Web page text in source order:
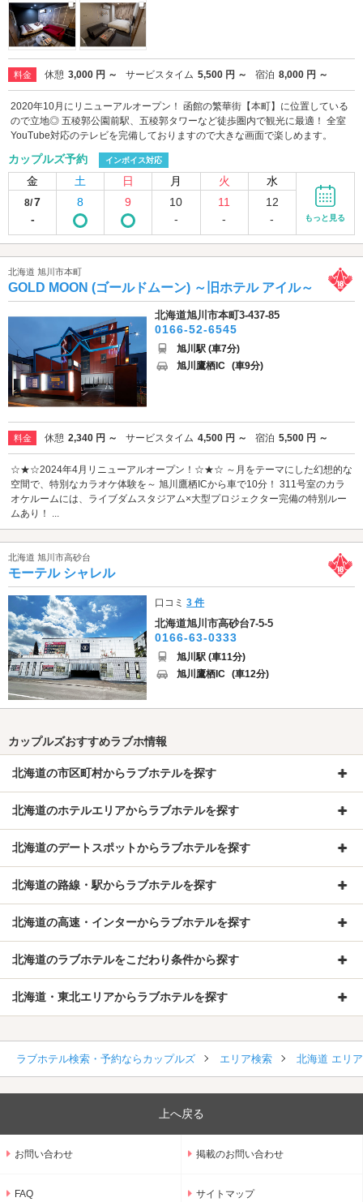
料金 休憩 3,000 円 ～ サービスタイム 5,500 円 ～ 宿泊 8,000 円 ～
2020年10月にリニューアルオープン！ 函館の繁華街【本町】に位置している
ので立地◎ 五稜郭公園前駅、五稜郭タワーなど徒歩圏内で観光に最適！ 全室
YouTube対応のテレビを完備しておりますので大きな画面で楽しめます。
カップルズ予約 インボイス対応
金 土 日 月 火 水
8/7
-
8 9
10
-
11
-
12
-
もっと見る
北海道 旭川市本町
GOLD MOON (ゴールドムーン) ～旧ホテル アイル～
北海道旭川市本町3-437-85
0166-52-6545
旭川駅 (車7分)
旭川鷹栖IC (車9分)
料金 休憩 2,340 円 ～ サービスタイム 4,500 円 ～ 宿泊 5,500 円 ～
☆★☆2024年4月リニューアルオープン！☆★☆ ～月をテーマにした幻想的な
空間で、特別なカラオケ体験を～ 旭川鷹栖ICから車で10分！ 311号室のカラ
オケルームには、ライブダムスタジアム×大型プロジェクター完備の特別ルー
ムあり！ ...
北海道 旭川市高砂台
モーテル シャレル
口コミ3 件
北海道旭川市高砂台7-5-5
0166-63-0333
旭川駅 (車11分)
旭川鷹栖IC (車12分)
カップルズおすすめラブホ情報
北海道の市区町村からラブホテルを探す
北海道のホテルエリアからラブホテルを探す
北海道のデートスポットからラブホテルを探す
北海道の路線・駅からラブホテルを探す
北海道の高速・インターからラブホテルを探す
北海道のラブホテルをこだわり条件から探す
北海道・東北エリアからラブホテルを探す
ラブホテル検索・予約ならカップルズ エリア検索 北海道 エリ
上へ戻る
お問い合わせ 掲載のお問い合わせ
FAQ サイトマップ